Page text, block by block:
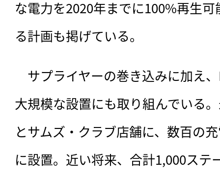
な電力を2020年までに100%再生
る計画も掲げている。
サプライヤーの巻き込みに加え
大規模な設置にも取り組んでいる
とサムズ・クラブ店舗に、数百の
に設置。近い将来、合計1,000ステ